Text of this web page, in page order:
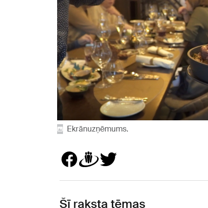
Ekrānuzņēmums.
Šī raksta tēmas